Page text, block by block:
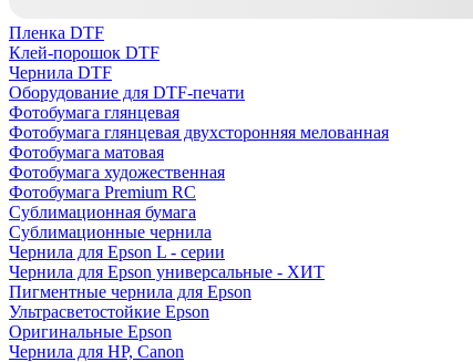
Пленка DTF
Клей-порошок DTF
Чернила DTF
Оборудование для DTF-печати
Фотобумага глянцевая
Фотобумага глянцевая двухсторонняя мелованная
Фотобумага матовая
Фотобумага художественная
Фотобумага Premium RC
Сублимационная бумага
Сублимационные чернила
Чернила для Epson L - серии
Чернила для Epson универсальные - ХИТ
Пигментные чернила для Epson
Ультрасветостойкие Epson
Оригинальные Epson
Чернила для HP, Canon